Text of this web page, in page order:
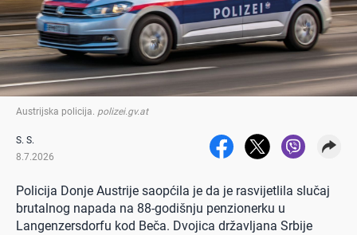
Austrijska policija. polizei.gv.at
S. S.
8.7.2026
Policija Donje Austrije saopćila je da je rasvijetlila slučaj
brutalnog napada na 88-godišnju penzionerku u
Langenzersdorfu kod Beča. Dvojica državljana Srbije